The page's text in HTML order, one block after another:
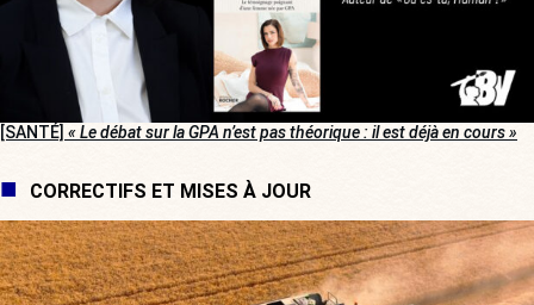
[SANTÉ] « Le débat sur la GPA n’est pas théorique : il est déjà en cours »
CORRECTIFS ET MISES À JOUR